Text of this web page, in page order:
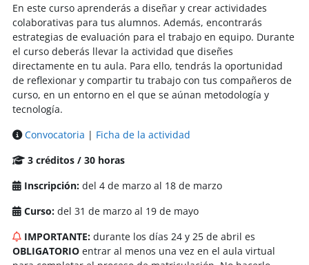
En este curso aprenderás a diseñar y crear actividades
colaborativas para tus alumnos. Además, encontrarás
estrategias de evaluación para el trabajo en equipo. Durante
el curso deberás llevar la actividad que diseñes
directamente en tu aula. Para ello, tendrás la oportunidad
de reflexionar y compartir tu trabajo con tus compañeros de
curso, en un entorno en el que se aúnan metodología y
tecnología.
Convocatoria | Ficha de la actividad
3 créditos / 30 horas
Inscripción: del 4 de marzo al 18 de marzo
Curso: del 31 de marzo al 19 de mayo
IMPORTANTE: durante los días 24 y 25 de abril es
OBLIGATORIO entrar al menos una vez en el aula virtual